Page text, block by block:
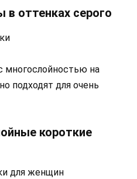
в оттенках серого
многослойностью на
подходят для очень
короткие